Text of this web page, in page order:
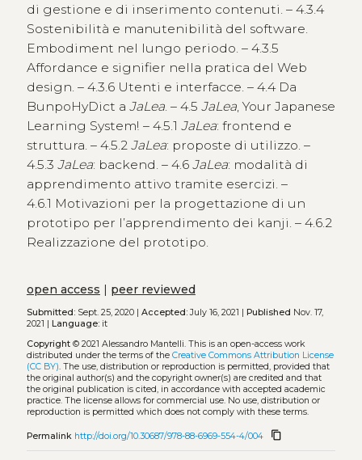
di gestione e di inserimento contenuti. – 4.3.4
Sostenibilità e manutenibilità del software.
Embodiment nel lungo periodo. – 4.3.5
Affordance e signifier nella pratica del Web
design. – 4.3.6 Utenti e interfacce. – 4.4 Da
BunpoHyDict a JaLea. – 4.5 JaLea, Your Japanese
Learning System! – 4.5.1 JaLea: frontend e
struttura. – 4.5.2 JaLea: proposte di utilizzo. –
4.5.3 JaLea: backend. – 4.6 JaLea: modalità di
apprendimento attivo tramite esercizi. –
4.6.1 Motivazioni per la progettazione di un
prototipo per l’apprendimento dei kanji. – 4.6.2
Realizzazione del prototipo.
open access | peer reviewed
Submitted:Sept. 25, 2020 | Accepted:July 16, 2021 | Published Nov. 17,
2021 | Language:it
Copyright© 2021 Alessandro Mantelli. This is an open-access work
distributed under the terms of the Creative Commons Attribution License
(CC BY). The use, distribution or reproduction is permitted, provided that
the original author(s) and the copyright owner(s) are credited and that
the original publication is cited, in accordance with accepted academic
practice. The license allows for commercial use. No use, distribution or
reproduction is permitted which does not comply with these terms.
Permalink http://doi.org/10.30687/978-88-6969-554-4/004 content_copy